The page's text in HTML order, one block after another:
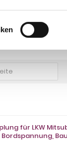
Fuso
2022-
für LKW
Bordspannung,